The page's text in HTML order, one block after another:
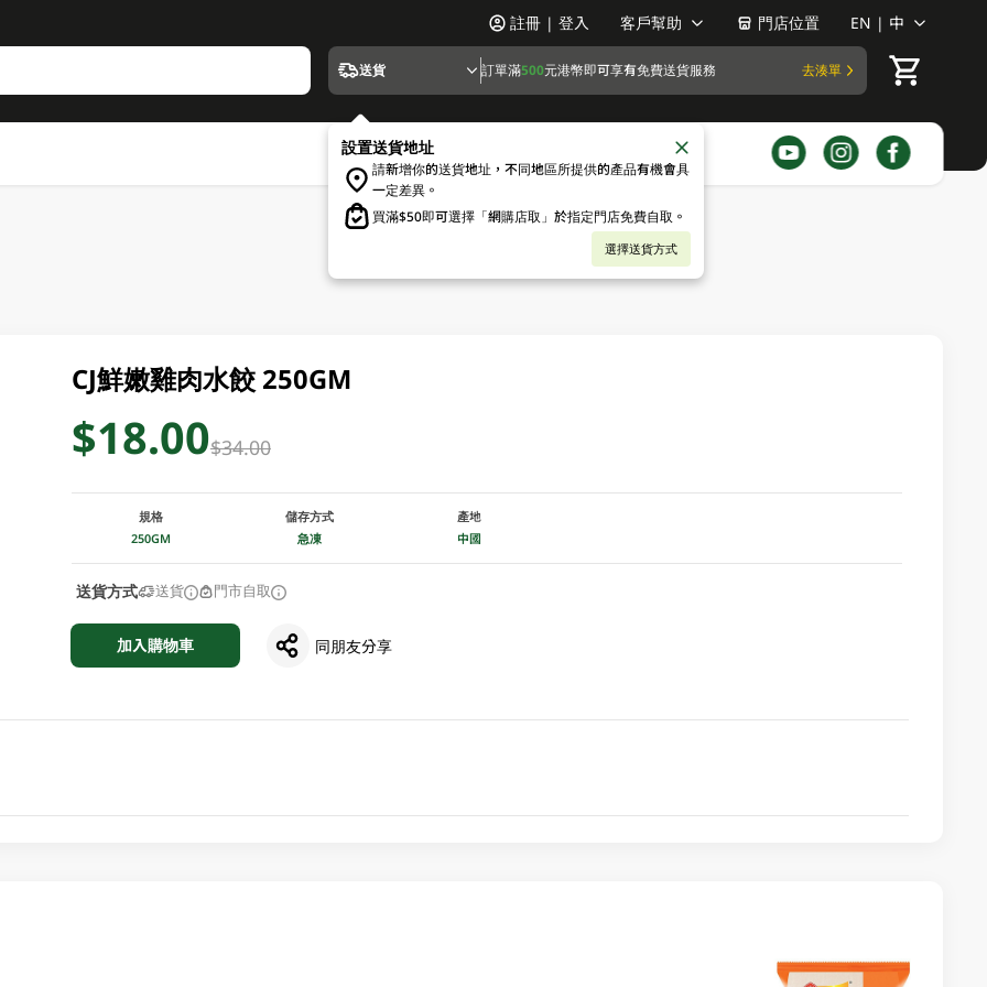
註冊 | 登入 客戶幫助 門店位置 EN | 中
送貨 訂單滿500元港幣即可享有免費送貨服務 去湊單
設置送貨地址
請新增你的送貨地址，不同地區所提供的產品有機會具
一定差異。
買滿$50即可選擇「網購店取」於指定門店免費自取。
選擇送貨方式
CJ鮮嫩雞肉水餃 250GM
$18.00$34.00
規格
250GM
儲存方式
急凍
產地
中國
送貨方式 送貨 門市自取
加入購物車 同朋友分享